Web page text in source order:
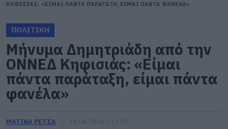
ΚΗΦΙΣΙΑΣ: «ΕΙΜΑΙ ΠΑΝΤΑ ΠΑΡΑΤΑΞΗ, ΕΙΜΑΙ ΠΑΝΤΑ ΦΑΝΕΛΑ»
ΠΟΛΙΤΙΚΗ
Μήνυμα Δημητριάδη από την
ΟΝΝΕΔ Κηφισιάς: «Είμαι
πάντα παράταξη, είμαι πάντα
φανέλα»
ΜΑΤΙΝΑ ΡΕΤΣΑ